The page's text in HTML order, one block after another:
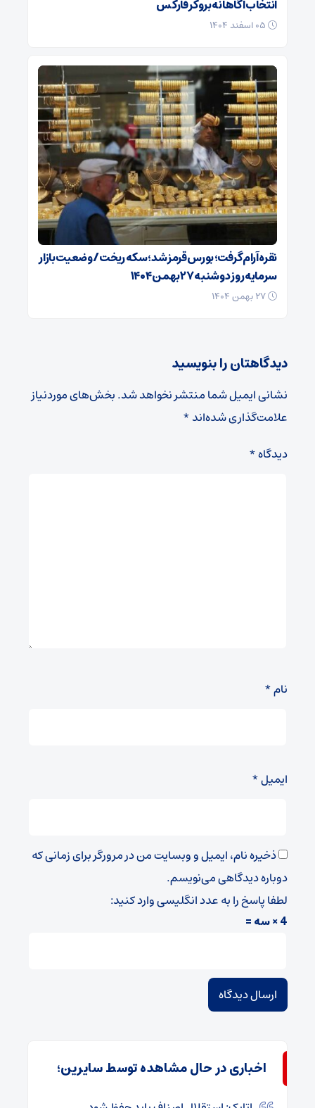
انتخاب آگاهانه بروکر فارکس
نقره آرام گرفت؛ بورس قرمز شد؛ سکه ریخت/ وضعیت بازار
سرمایه روز دوشنبه ۲۷ بهمن ۱۴۰۴
دیدگاهتان را بنویسید
نشانی ایمیل شما منتشر نخواهد شد.بخش‌های موردنیاز
علامت‌گذاری شده‌اند*
دیدگاه*
نام*
ایمیل*
ذخیره نام، ایمیل و وبسایت من در مرورگر برای زمانی که
دوباره دیدگاهی می‌نویسم.
لطفا پاسخ را به عدد انگلیسی وارد کنید:
4 × سه =
اخباری در حال مشاهده توسط سایرین؛